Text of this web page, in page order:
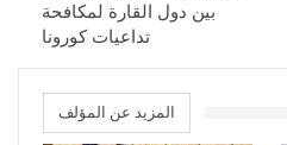
بين دول القارة لمكافحة
تداعيات كورونا
المزيد عن المؤلف